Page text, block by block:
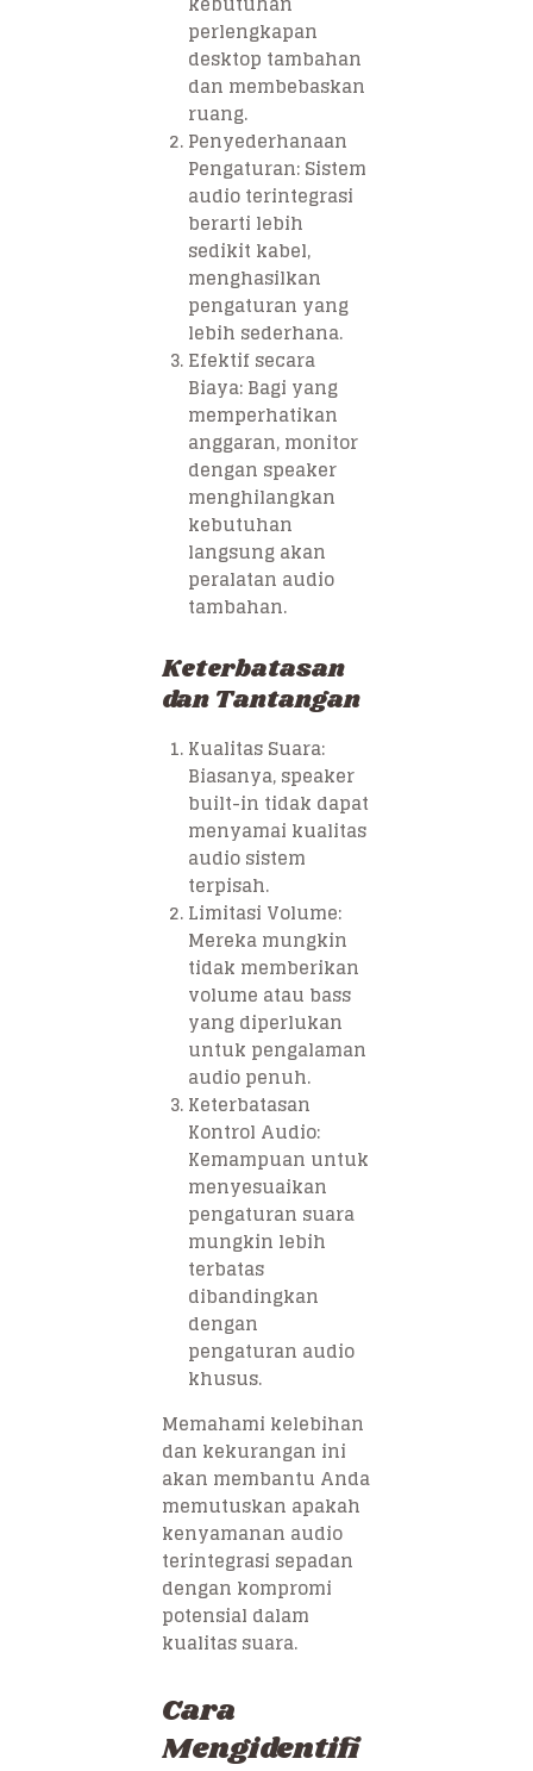
perlengkapan
desktop tambahan
dan membebaskan
ruang.
Penyederhanaan
Pengaturan: Sistem
audio terintegrasi
berarti lebih
sedikit kabel,
menghasilkan
pengaturan yang
lebih sederhana.
Efektif secara
Biaya: Bagi yang
memperhatikan
anggaran, monitor
dengan speaker
menghilangkan
kebutuhan
langsung akan
peralatan audio
tambahan.
Keterbatasan
dan Tantangan
Kualitas Suara:
Biasanya, speaker
built-in tidak dapat
menyamai kualitas
audio sistem
terpisah.
Limitasi Volume:
Mereka mungkin
tidak memberikan
volume atau bass
yang diperlukan
untuk pengalaman
audio penuh.
Keterbatasan
Kontrol Audio:
Kemampuan untuk
menyesuaikan
pengaturan suara
mungkin lebih
terbatas
dibandingkan
dengan
pengaturan audio
khusus.
Memahami kelebihan
dan kekurangan ini
akan membantu Anda
memutuskan apakah
kenyamanan audio
terintegrasi sepadan
dengan kompromi
potensial dalam
kualitas suara.
Cara
Mengidentifi